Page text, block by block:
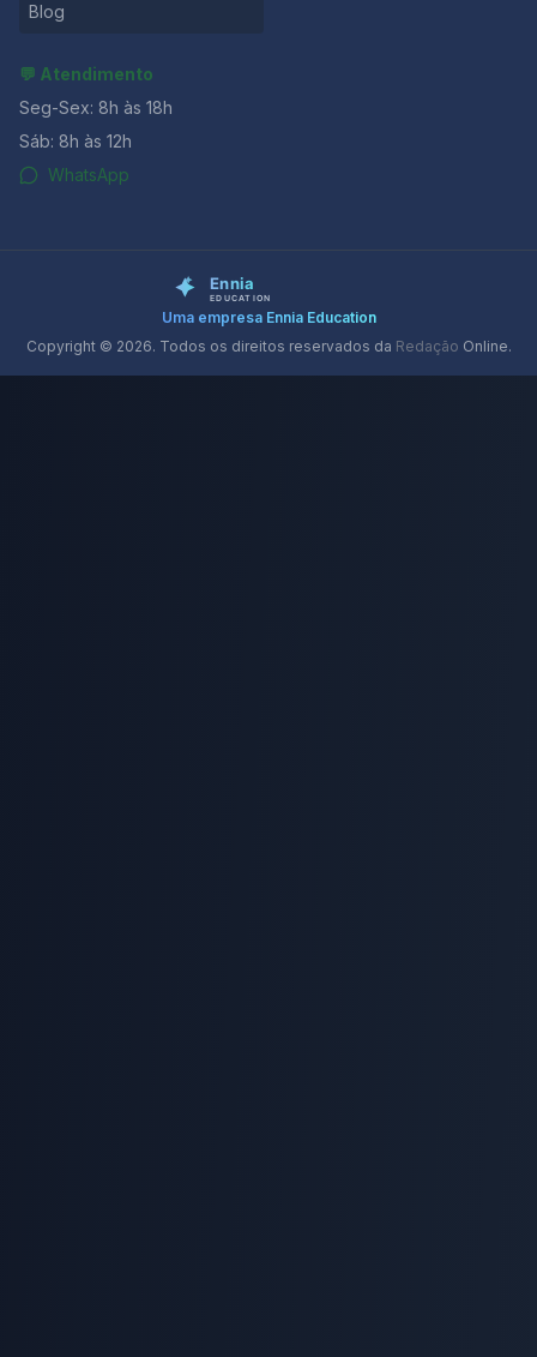
Blog
💬 Atendimento
Seg-Sex: 8h às 18h
Sáb: 8h às 12h
WhatsApp
Uma empresa Ennia Education
Copyright © 2026. Todos os direitos reservados da Redação Online.